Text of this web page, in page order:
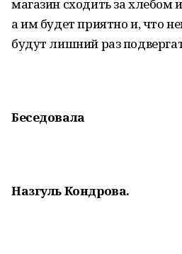
магазин сходить за хлебом
а им будет приятно и, что
будут лишний раз
Беседовала
Назгуль Кондрова.